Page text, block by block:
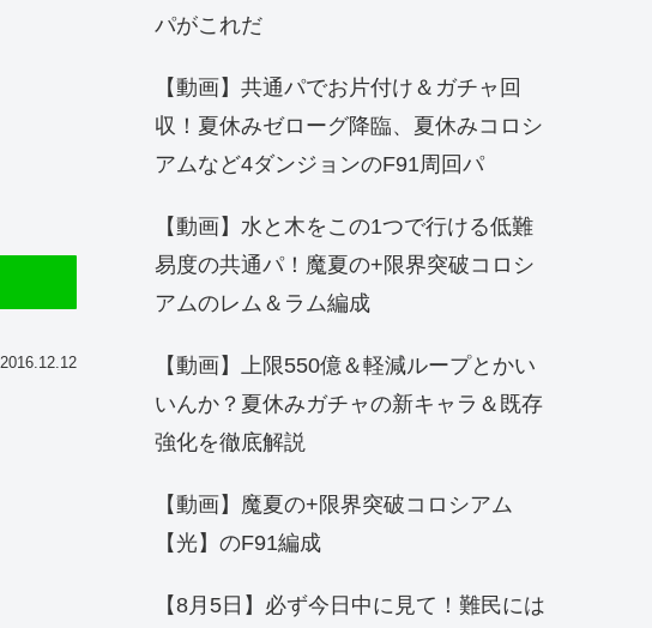
2016.12.12
パがこれだ
【動画】共通パでお片付け＆ガチャ回
収！夏休みゼローグ降臨、夏休みコロシ
アムなど4ダンジョンのF91周回パ
【動画】水と木をこの1つで行ける低難
易度の共通パ！魔夏の+限界突破コロシ
アムのレム＆ラム編成
【動画】上限550億＆軽減ループとかい
いんか？夏休みガチャの新キャラ＆既存
強化を徹底解説
【動画】魔夏の+限界突破コロシアム
【光】のF91編成
【8月5日】必ず今日中に見て！難民には